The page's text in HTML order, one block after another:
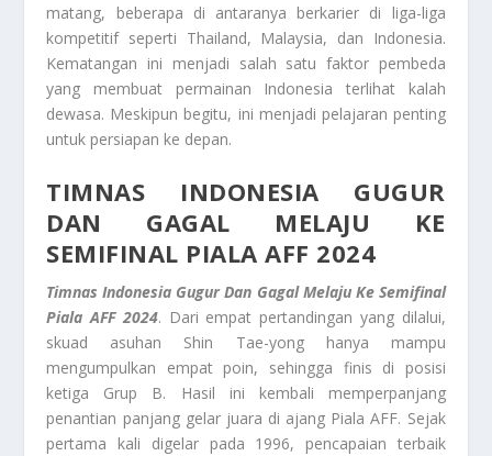
matang, beberapa di antaranya berkarier di liga-liga
kompetitif seperti Thailand, Malaysia, dan Indonesia.
Kematangan ini menjadi salah satu faktor pembeda
yang membuat permainan Indonesia terlihat kalah
dewasa. Meskipun begitu, ini menjadi pelajaran penting
untuk persiapan ke depan.
TIMNAS INDONESIA GUGUR
DAN GAGAL MELAJU KE
SEMIFINAL PIALA AFF 2024
Timnas Indonesia Gugur Dan Gagal Melaju Ke Semifinal
Piala AFF 2024. Dari empat pertandingan yang dilalui,
skuad asuhan Shin Tae-yong hanya mampu
mengumpulkan empat poin, sehingga finis di posisi
ketiga Grup B. Hasil ini kembali memperpanjang
penantian panjang gelar juara di ajang Piala AFF. Sejak
pertama kali digelar pada 1996, pencapaian terbaik